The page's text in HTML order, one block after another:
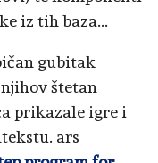
iz tih baza...
gubitak
štetan
prikazale igre i
ars